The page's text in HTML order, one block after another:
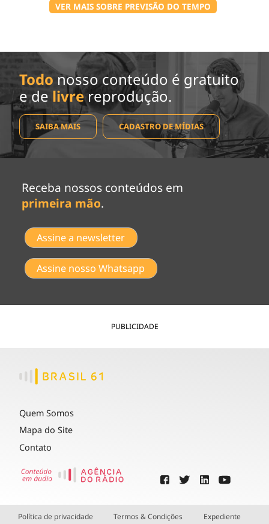
VER MAIS SOBRE PREVISÃO DO TEMPO
Todo nosso conteúdo é gratuito
e de livrereprodução.
SAIBA MAIS CADASTRO DE MÍDIAS
Receba nossos conteúdos em
primeira mão.
Assine a newsletter
Assine nosso Whatsapp
PUBLICIDADE
Quem Somos
Mapa do Site
Contato
Política de privacidade Termos & Condições Expediente